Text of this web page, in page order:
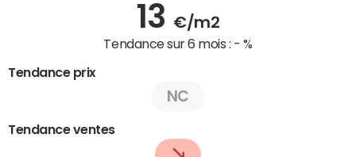
13 €/m2
Tendance sur 6 mois : - %
Tendance prix
NC
Tendance ventes